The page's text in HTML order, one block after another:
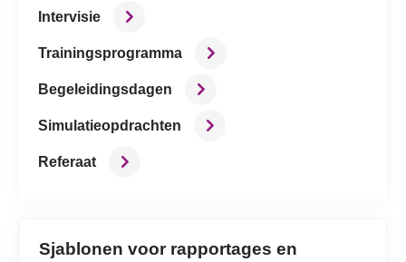
Intervisie
Trainingsprogramma
Begeleidingsdagen
Simulatieopdrachten
Referaat
Sjablonen voor rapportages en